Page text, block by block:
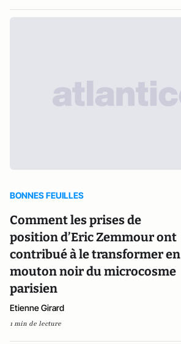
BONNES FEUILLES
Comment les prises de
position d’Eric Zemmour ont
contribué à le transformer en
mouton noir du microcosme
parisien
Etienne Girard
1 min de lecture